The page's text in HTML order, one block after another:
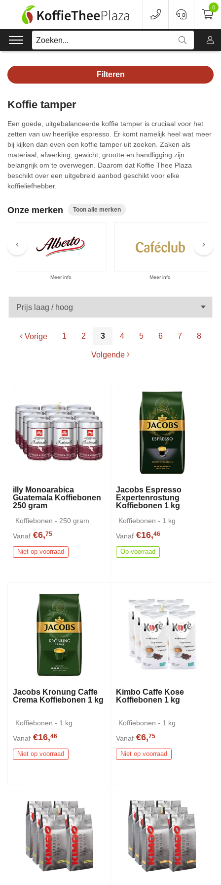
Zoeken...
0
Voordeelverpakking
Onderhoud
Accessoires
Filteren
Koffie tamper
Een goede, uitgebalanceerde koffie tamper is cruciaal voor het
zetten van uw heerlijke espresso. Er komt namelijk heel wat meer
bij kijken dan even een koffie tamper uit zoeken. Zaken als
materiaal, afwerking, gewicht, grootte en handligging zijn
belangrijk om te overwegen. Daarom dat Koffie Thee Plaza
beschikt over een uitgebreid aanbod geschikt voor elke
koffieliefhebber.
Onze merken Toon alle merken
Meer info Meer info
Vorige 1 2 3 4 5 6 7 8
Volgende
illy Monoarabica
Guatemala Koffiebonen
250 gram
Koffiebonen - 250 gram
Vanaf €6,75
Niet op voorraad
Jacobs Espresso
Expertenrostung
Koffiebonen 1 kg
Koffiebonen - 1 kg
Vanaf €16,46
Op voorraad
Jacobs Kronung Caffe
Crema Koffiebonen 1 kg
Koffiebonen - 1 kg
Vanaf €16,46
Niet op voorraad
Kimbo Caffe Kose
Koffiebonen 1 kg
Koffiebonen - 1 kg
Vanaf €6,75
Niet op voorraad